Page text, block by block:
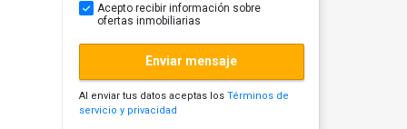
Acepto recibir información sobre
ofertas inmobiliarias
Enviar mensaje
Al enviar tus datos aceptas los Términos de
servicio y privacidad